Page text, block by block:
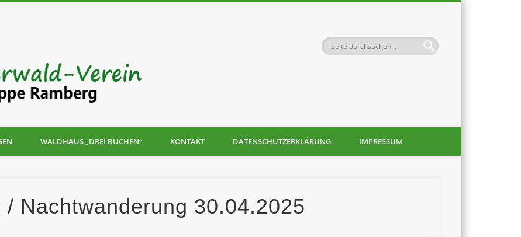
Pfälzerwald-Verein Ortsgruppe
Ramberg
WALDHAUS „DREI BUCHEN“ KONTAKT DATENSCHUTZERKLÄRUNG IMPRESSUM
/ Nachtwanderung 30.04.2025